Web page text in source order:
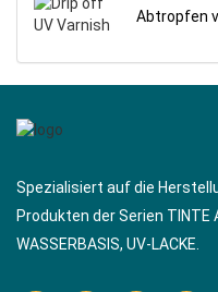
Abtropfen
Spezialisiert auf die
Produkten der Serien TINTE
WASSERBASIS, UV-LACKE.